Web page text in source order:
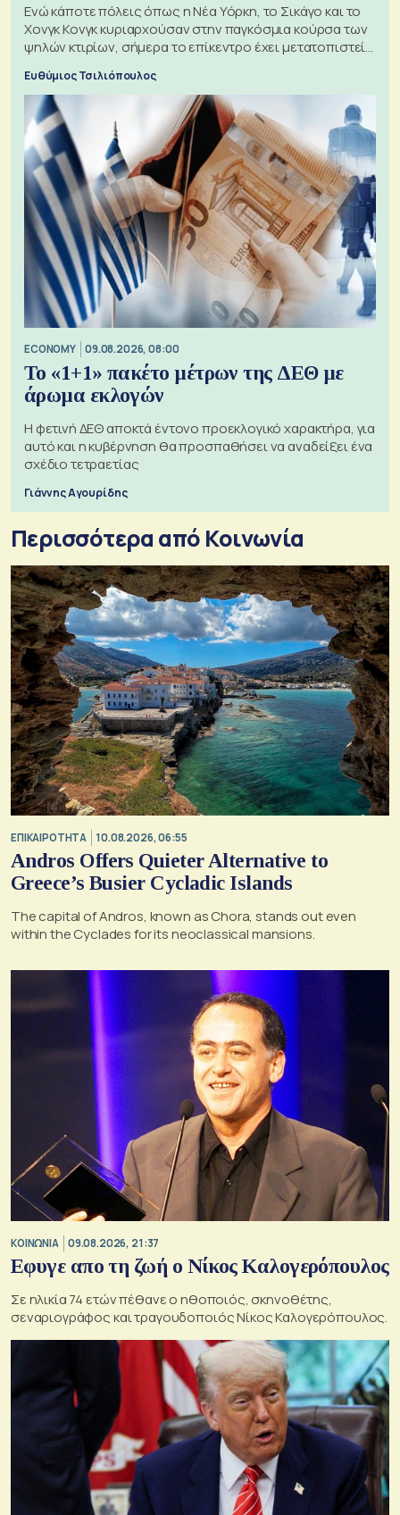
Ενώ κάποτε πόλεις όπως η Νέα Υόρκη, το Σικάγο και το
Χονγκ Κονγκ κυριαρχούσαν στην παγκόσμια κούρσα των
ψηλών κτιρίων, σήμερα το επίκεντρο έχει μετατοπιστεί
Ευθύμιος Τσιλιόπουλος
ECONOMY 09.08.2026, 08:00
Το «1+1» πακέτο μέτρων της ΔΕΘ με
άρωμα εκλογών
Η φετινή ΔΕΘ αποκτά έντονο προεκλογικό χαρακτήρα, για
αυτό και η κυβέρνηση θα προσπαθήσει να αναδείξει ένα
σχέδιο τετραετίας
Γιάννης Αγουρίδης
Περισσότερα από Κοινωνία
ΕΠΙΚΑΙΡΟΤΗΤΑ 10.08.2026, 06:55
Andros Offers Quieter Alternative to
Greece’s Busier Cycladic Islands
The capital of Andros, known as Chora, stands out even
within the Cyclades for its neoclassical mansions.
ΚΟΙΝΩΝΙΑ 09.08.2026, 21:37
Εφυγε απο τη ζωή ο Νίκος Καλογερόπουλος
Σε ηλικία 74 ετών πέθανε ο ηθοποιός, σκηνοθέτης,
σεναριογράφος και τραγουδοποιός Νίκος Καλογερόπουλος.